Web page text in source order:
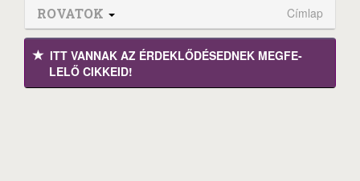
ROVATOK Címlap
ITT VANNAK AZ ÉRDEK­LŐDÉ­SEDNEK MEGFE­
LELŐ CIKKEID!